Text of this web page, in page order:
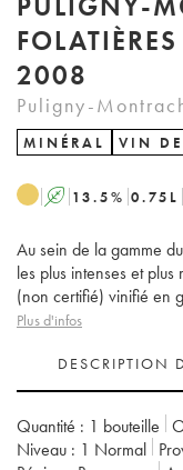
2008
Puligny-
MINÉRAL VIN
A 13.5% 0.75 L
Au sein de la gamme
les plus intenses et
(non certifié) vinifié en
Plus d'infos
DESCRIPTION
Quantité : 1 bouteille
Niveau : 1 Normal